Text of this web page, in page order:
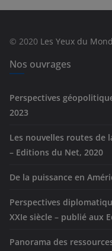
e
© 2020 Les Yeux du
Nos ouvrages
Perspectives
2023
Les nouvelles routes de
– Editions du Net, 2020
De la puissance en
Perspectives
XXIe siècle – publié aux
Panorama des